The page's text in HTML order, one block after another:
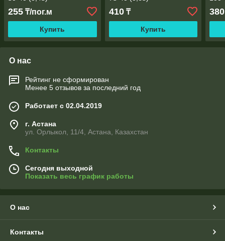
255 ₸/пог.м
Купить
410₸
Купить
380
О нас
Рейтинг не сформирован
Менее 5 отзывов за последний год
Работает с 02.04.2019
г. Астана
ул. Орлыкол, 11/4, Астана, Казахстан
Контакты
Сегодня выходной
Показать весь график работы
О нас
Контакты